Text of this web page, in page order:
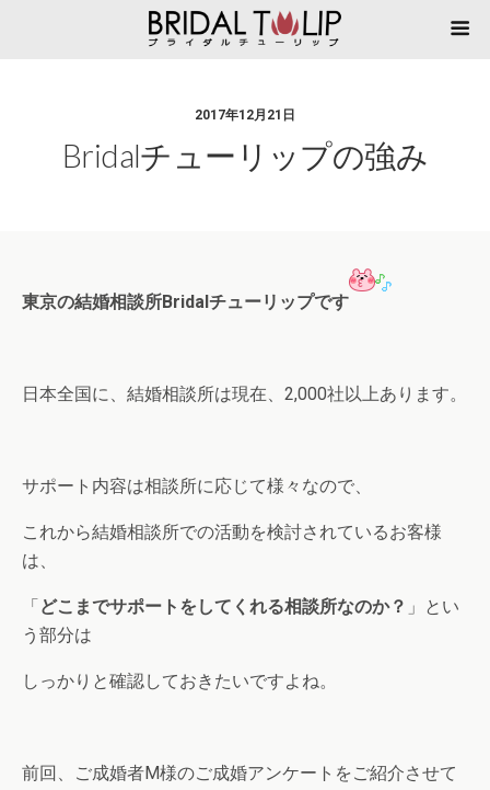
2017年12月21日
Bridalチューリップの強み
東京の結婚相談所Bridalチューリップです
日本全国に、結婚相談所は現在、2,000社以上あります。
サポート内容は相談所に応じて様々なので、
これから結婚相談所での活動を検討されているお客様
は、
「どこまでサポートをしてくれる相談所なのか？ 」とい
う部分は
しっかりと確認しておきたいですよね。
前回、ご成婚者M様のご成婚アンケートをご紹介させて